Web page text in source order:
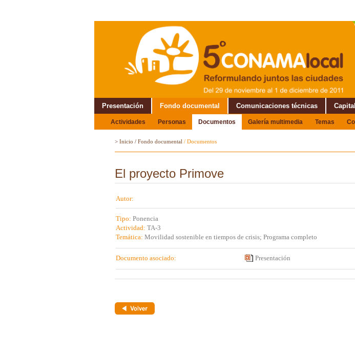
Presentación Fondo documental Comunicaciones técnicas
Actividades Personas Documentos Galería multimedia Temas
Alrededor del Encuentro
> Inicio / Fondo documental / Documentos
El proyecto Primove
Autor:
Tipo: Ponencia
Actividad: TA-3
Temática: Movilidad sostenible en tiempos de crisis; Programa completo
Documento asociado: Presentación